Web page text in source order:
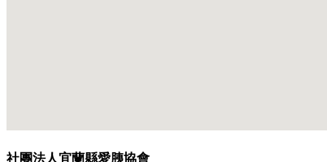
社團法人宜蘭縣愛胰協會